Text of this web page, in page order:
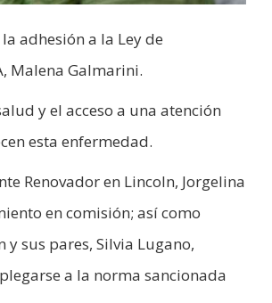
adhesión a la Ley de
Malena Galmarini.
y el acceso a una atención
esta enfermedad.
Renovador en Lincoln, Jorgelina
en comisión; así como
sus pares, Silvia Lugano,
a la norma sancionada